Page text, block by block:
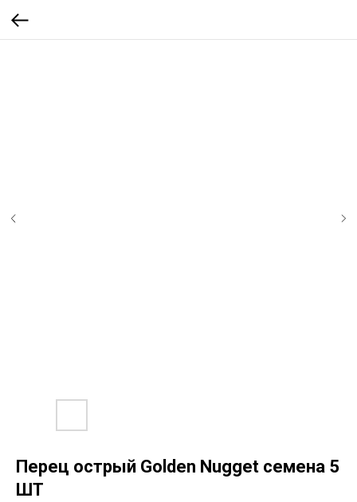
Перец острый Golden Nugget семена 5
ШТ